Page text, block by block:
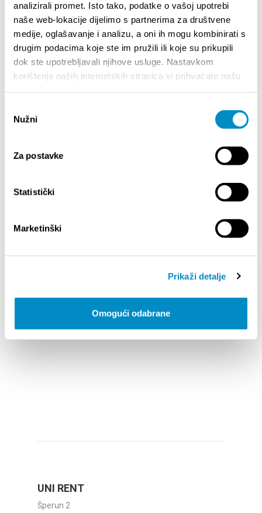
analizirali promet. Isto tako, podatke o vašoj upotrebi
naše web-lokacije dijelimo s partnerima za društvene
medije, oglašavanje i analizu, a oni ih mogu kombinirati s
drugim podacima koje ste im pružili ili koje su prikupili
dok ste upotrebljavali njihove usluge. Nastavkom
korištenja naših internetskih stranica vi prihvaćate našu
pristanka
Nužni
Za postavke
Statistički
Marketinški
Prikaži detalje
Omogući odabrane
RENT-A-GS
Ruđera Boškovića 7 (office no. 64)
+385 (0)91 565 2699
info@rent-a-gs.com
www.rent-a-gs.com
www.subrosa.hr
UNI RENT
Šperun 2